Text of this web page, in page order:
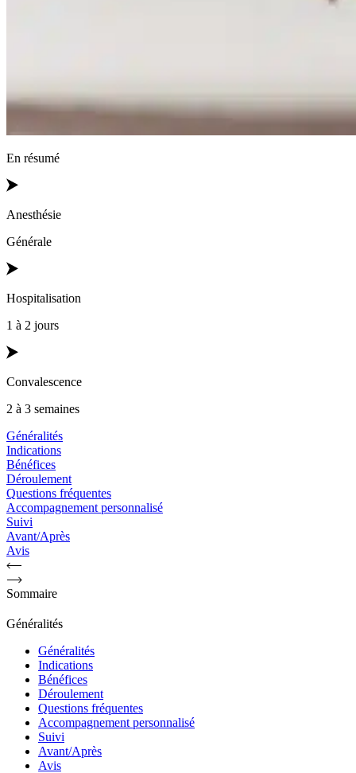
En résumé
Anesthésie
Générale
Hospitalisation
1 à 2 jours
Convalescence
2 à 3 semaines
Généralités
Indications
Bénéfices
Déroulement
Questions fréquentes
Accompagnement personnalisé
Suivi
Avant/Après
Avis
Sommaire
Généralités
Généralités
Indications
Bénéfices
Déroulement
Questions fréquentes
Accompagnement personnalisé
Suivi
Avant/Après
Avis